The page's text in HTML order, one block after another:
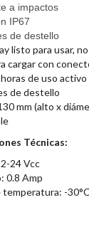
a impactos
IP67
de destello
listo para usar,
cargar con
de uso activo
de destello
mm (alto x
Técnicas:
24 Vcc
0.8 Amp
temperatura: -